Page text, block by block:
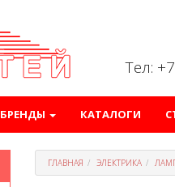
Тел:
БРЕНДЫ КАТАЛОГИ
ГЛАВНАЯ ЭЛЕКТРИКА